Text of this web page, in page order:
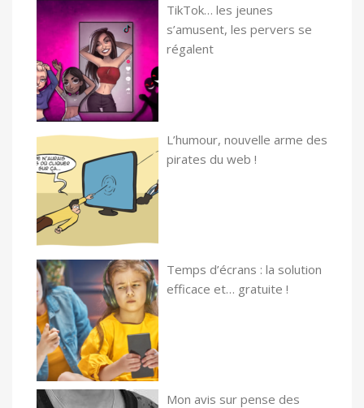
TikTok… les jeunes
s’amusent, les pervers se
régalent
L’humour, nouvelle arme des
pirates du web !
Temps d’écrans : la solution
efficace et… gratuite !
Mon avis sur pense des